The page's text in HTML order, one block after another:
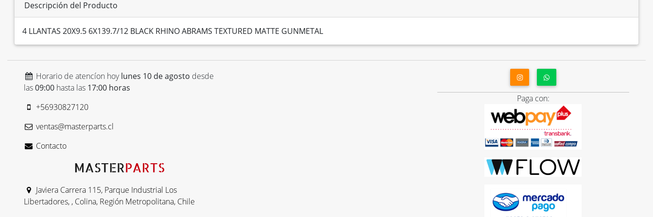
Descripción del Producto
4 LLANTAS 20X9.5 6X139.7/12 BLACK RHINO ABRAMS TEXTURED MATTE GUNMETAL
Horario de atencíon hoylunes 10 de agosto desde
las09:00 hasta las 17:00 horas
+56930827120
ventas@masterparts.cl
Contacto
Javiera Carrera 115, Parque Industrial Los
Libertadores, , Colina, Región Metropolitana, Chile
Paga con: